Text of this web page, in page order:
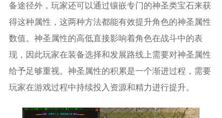
备途径外，玩家还可以通过镶嵌专门的神圣类宝石来获
得这种属性，这两种方法都能有效提升角色的神圣属性
数值。神圣属性的高低直接影响着角色在战斗中的表
现，因此玩家在装备选择和发展路线上需要对神圣属性
给予足够重视。神圣属性的积累是一个渐进过程，需要
玩家在游戏过程中持续投入资源和精力进行提升。